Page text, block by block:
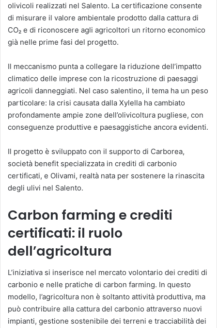
olivicoli realizzati nel Salento. La certificazione consente
di misurare il valore ambientale prodotto dalla cattura di
CO₂ e di riconoscere agli agricoltori un ritorno economico
già nelle prime fasi del progetto.
Il meccanismo punta a collegare la riduzione dell’impatto
climatico delle imprese con la ricostruzione di paesaggi
agricoli danneggiati. Nel caso salentino, il tema ha un peso
particolare: la crisi causata dalla Xylella ha cambiato
profondamente ampie zone dell’olivicoltura pugliese, con
conseguenze produttive e paesaggistiche ancora evidenti.
Il progetto è sviluppato con il supporto di Carborea,
società benefit specializzata in crediti di carbonio
certificati, e Olivami, realtà nata per sostenere la rinascita
degli ulivi nel Salento.
Carbon farming e crediti
certificati: il ruolo
dell’agricoltura
L’iniziativa si inserisce nel mercato volontario dei crediti di
carbonio e nelle pratiche di carbon farming. In questo
modello, l’agricoltura non è soltanto attività produttiva, ma
può contribuire alla cattura del carbonio attraverso nuovi
impianti, gestione sostenibile dei terreni e tracciabilità dei